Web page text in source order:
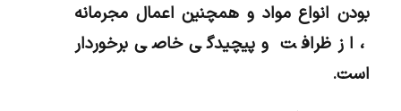
بودن انواع مواد و همچنین اعمال مجرمانه
، از ظرافت و پیچیدگی خاصی برخوردار
است.